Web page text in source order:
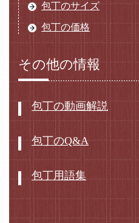
包丁のサイズ
包丁の価格
その他の情報
包丁の動画解説
包丁のQ&A
包丁用語集